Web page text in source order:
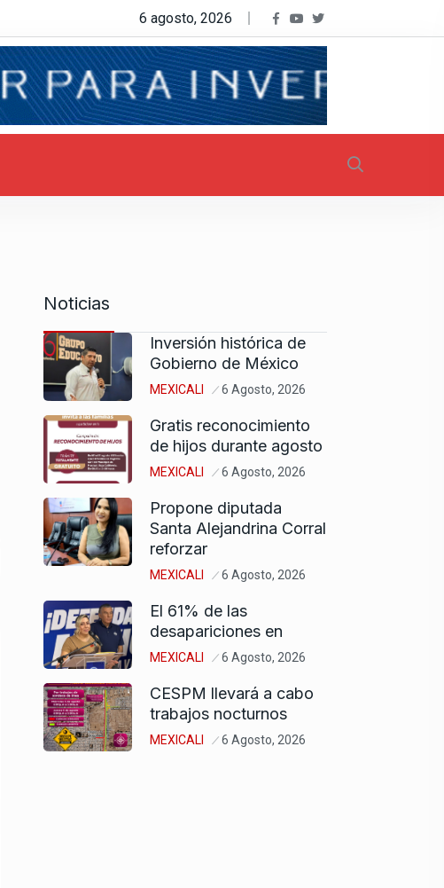
6 agosto, 2026
Noticias
Inversión histórica de
Gobierno de México
MEXICALI 6 Agosto, 2026
Gratis reconocimiento
de hijos durante agosto
MEXICALI 6 Agosto, 2026
Propone diputada
Santa Alejandrina Corral
reforzar
MEXICALI 6 Agosto, 2026
El 61% de las
desapariciones en
MEXICALI 6 Agosto, 2026
CESPM llevará a cabo
trabajos nocturnos
MEXICALI 6 Agosto, 2026